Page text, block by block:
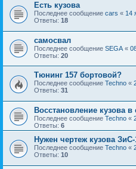
Есть кузова
Последнее сообщение cars « 14
Ответы: 18
самосвал
Последнее сообщение SEGA «
Ответы: 20
Тюнинг 157 бортовой?
Последнее сообщение Techno «
Ответы: 31
Восстановление кузова в
Последнее сообщение Techno «
Ответы: 6
Нужен чертеж кузова ЗиС-
Последнее сообщение Techno «
Ответы: 10